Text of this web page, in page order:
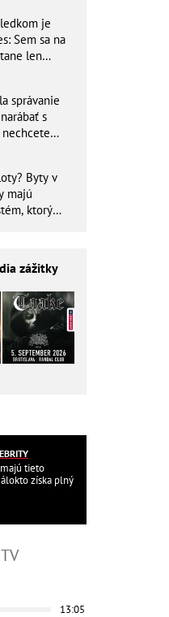
je
Sem sa na
len
správanie
s
Byty v
majú
ktorý
zážitky
tieto
získa plný
13:05